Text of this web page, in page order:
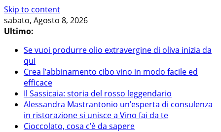
Skip to content
sabato, Agosto 8, 2026
Ultimo:
Se vuoi produrre olio extravergine di oliva inizia da
qui
Crea l’abbinamento cibo vino in modo facile ed
efficace
Il Sassicaia: storia del rosso leggendario
Alessandra Mastrantonio un’esperta di consulenza
in ristorazione si unisce a Vino fai da te
Cioccolato, cosa c’è da sapere